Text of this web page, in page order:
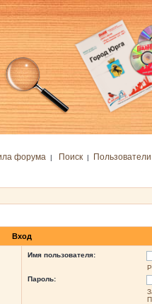
форума | Поиск| Пользователи
Вход
Имя пользователя:
Пароль: